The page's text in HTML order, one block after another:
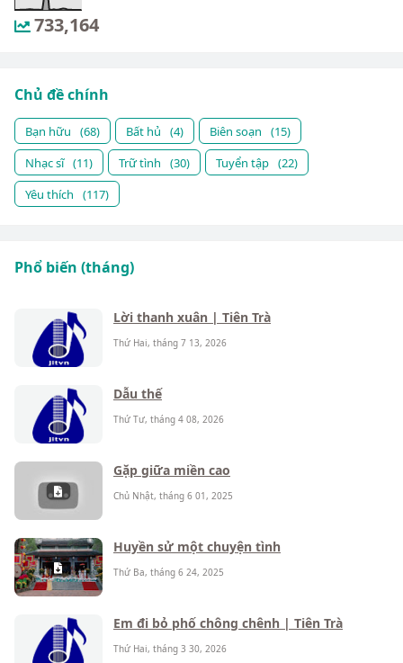
733,164
Chủ đề chính
Bạn hữu (68) Bất hủ (4) Biên soạn
(15)
Nhạc sĩ (11) Trữ tình (30) Tuyển tập (22)
Yêu thích
(117)
Phổ biến (tháng)
Lời thanh xuân | Tiên Trà
Thứ Hai, tháng 7 13, 2026
Dẫu thế
Thứ Tư, tháng 4 08, 2026
Gặp giữa miền cao
Chủ Nhật, tháng 6 01, 2025
Huyền sử một chuyện tình
Thứ Ba, tháng 6 24, 2025
Em đi bỏ phố chông chênh | Tiên Trà
Thứ Hai, tháng 3 30, 2026